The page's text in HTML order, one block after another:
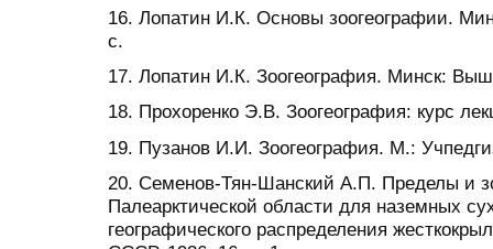
16. Лопатин И.К. Основы зоогеографии.
с.
17. Лопатин И.К. Зоогеография. Минск:
18. Прохоренко Э.В. Зоогеография: курс
19. Пузанов И.И. Зоогеография. М.:
20. Семенов-Тян-Шанский А.П. Пределы и
Палеарктической области для наземных
географического распределения